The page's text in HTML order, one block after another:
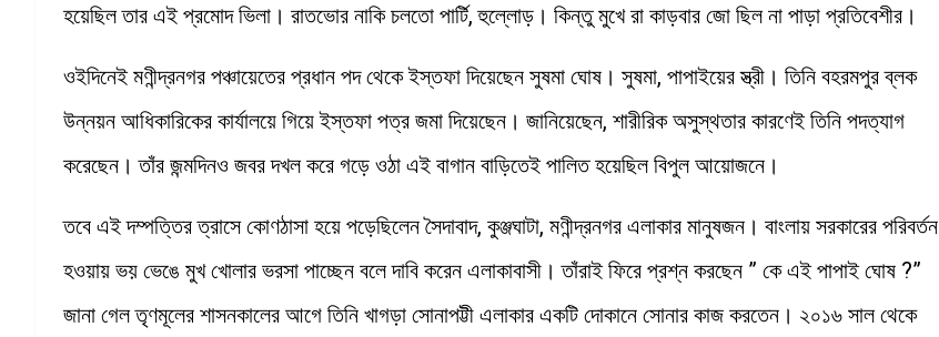
হয়েছিল তার এই প্রমোদ ভিলা। রাতভোর নাকি চলতো পার্টি, হুল্লোড়। কিন্তু মুখে রা কাড়বার জো ছিল না পাড়া প্রতিবেশীর।
ওইদিনেই মণীন্দ্রনগর পঞ্চায়েতের প্রধান পদ থেকে ইস্তফা দিয়েছেন সুষমা ঘোষ। সুষমা, পাপাইয়ের স্ত্রী। তিনি বহরমপুর ব্লক
উন্নয়ন আধিকারিকের কার্যালয়ে গিয়ে ইস্তফা পত্র জমা দিয়েছেন। জানিয়েছেন, শারীরিক অসুস্থতার কারণেই তিনি পদত্যাগ
করেছেন। তাঁর জন্মদিনও জবর দখল করে গড়ে ওঠা এই বাগান বাড়িতেই পালিত হয়েছিল বিপুল আয়োজনে।
তবে এই দম্পত্তির ত্রাসে কোণঠাসা হয়ে পড়েছিলেন সৈদাবাদ, কুঞ্জঘাটা, মণীন্দ্রনগর এলাকার মানুষজন। বাংলায় সরকারের পরিবর্তন
হওয়ায় ভয় ভেঙে মুখ খোলার ভরসা পাচ্ছেন বলে দাবি করেন এলাকাবাসী। তাঁরাই ফিরে প্রশ্ন করছেন ” কে এই পাপাই ঘোষ ?”
জানা গেল তৃণমূলের শাসনকালের আগে তিনি খাগড়া সোনাপট্টী এলাকার একটি দোকানে সোনার কাজ করতেন। ২০১৬ সাল থেকে